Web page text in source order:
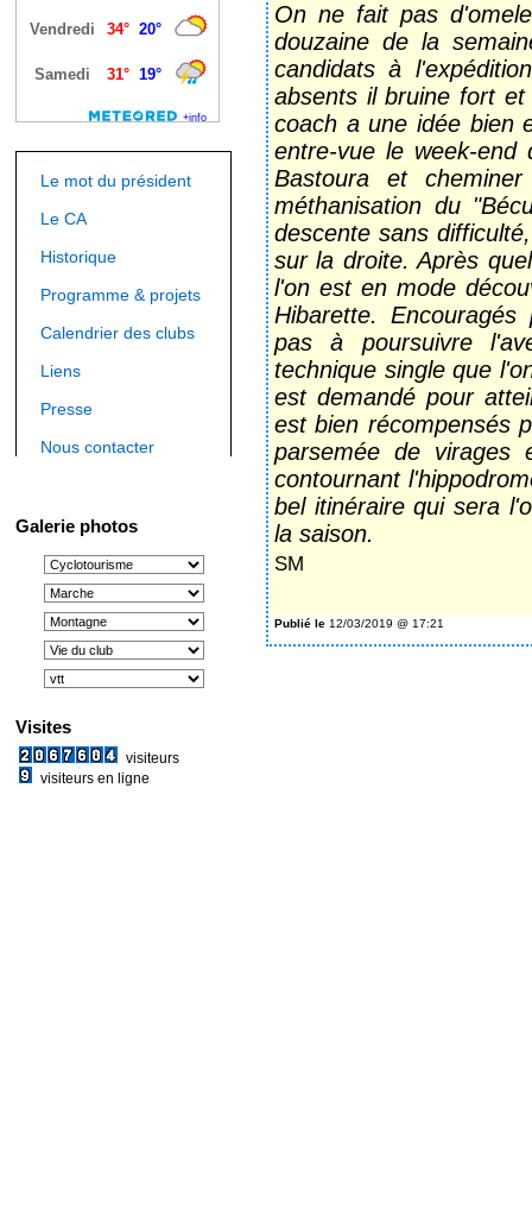
Le mot du président
Le CA
Historique
Programme & projets
Calendrier des clubs
Liens
Presse
Nous contacter
Galerie photos
Visites
visiteurs
visiteurs en ligne
On ne fait pas
douzaine de la
candidats à
absents il bruine fort
coach a une idée bien
entre-vue le week-end
Bastoura et
méthanisation du
descente sans
sur la droite. Après
l'on est en mode
Hibarette.
pas à poursuivre
technique single que
est demandé pour
est bien récompensés
parsemée de
contournant
bel itinéraire qui sera
la saison.
SM
Publié le 12/03/2019 @ 17:21